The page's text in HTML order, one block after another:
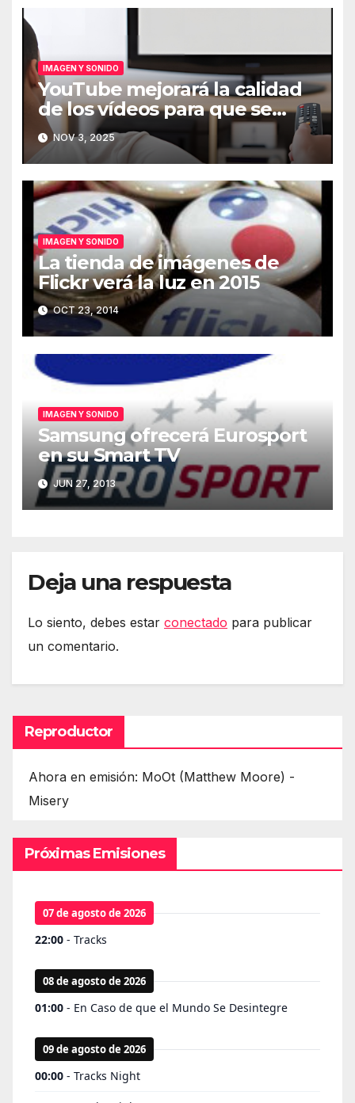
IMAGEN Y SONIDO
YouTube mejorará la calidad
de los vídeos para que se
vean mejor en el televisor
NOV 3, 2025
IMAGEN Y SONIDO
La tienda de imágenes de
Flickr verá la luz en 2015
OCT 23, 2014
IMAGEN Y SONIDO
Samsung ofrecerá Eurosport
en su Smart TV
JUN 27, 2013
Deja una respuesta
Lo siento, debes estar conectado para publicar
un comentario.
Reproductor
Ahora en emisión: MoOt (Matthew Moore) -
Misery
Próximas Emisiones